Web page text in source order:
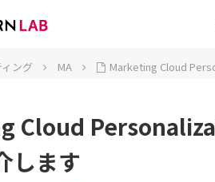
ング MA Marketing Cloud
Cloud
します